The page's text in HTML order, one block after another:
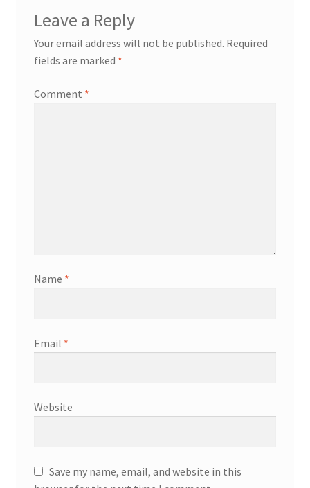
Leave a Reply
Your email address will not be published. Required
fields are marked *
Comment *
Name *
Email *
Website
Save my name, email, and website in this